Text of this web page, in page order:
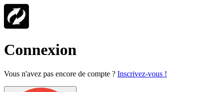
Connexion
Vous n'avez pas encore de compte ? Inscrivez-vous !